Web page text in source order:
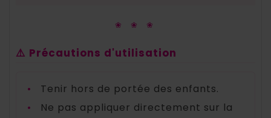
❀ ❀ ❀
⚠️ Précautions d'utilisation
•
Tenir hors de portée des enfants.
•
Ne pas appliquer directement sur la